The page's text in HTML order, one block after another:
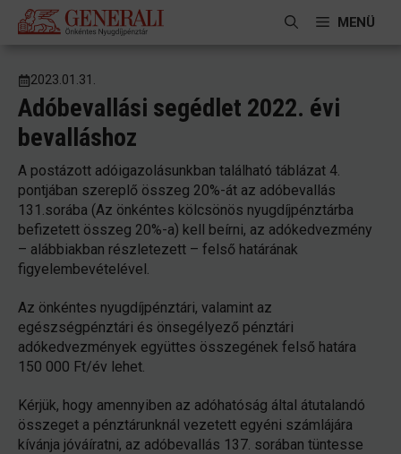
Kilépés
MENÜ
2023.01.31.
Adóbevallási segédlet 2022. évi
bevalláshoz
A postázott adóigazolásunkban található táblázat 4.
pontjában szereplő összeg 20%-át az adóbevallás
131.sorába (Az önkéntes kölcsönös nyugdíjpénztárba
befizetett összeg 20%-a) kell beírni, az adókedvezmény
– alábbiakban részletezett – felső határának
figyelembevételével.
Az önkéntes nyugdíjpénztári, valamint az
egészségpénztári és önsegélyező pénztári
adókedvezmények együttes összegének felső határa
150 000 Ft/év lehet.
Kérjük, hogy amennyiben az adóhatóság által átutalandó
összeget a pénztárunknál vezetett egyéni számlájára
kívánja jóváíratni, az adóbevallás 137. sorában tüntesse